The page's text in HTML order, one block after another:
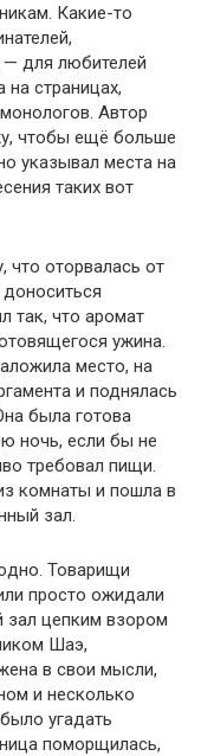
Какие-то
— для любителей
страницах,
Автор
чтобы ещё больше
указывал места на
таких вот
что оторвалась от
так, что аромат
ужина.
место, на
и поднялась
была готова
ночь, если бы не
требовал пищи.
комнаты и пошла в
зал.
Товарищи
просто ожидали
зал цепким взором
Шаэ,
в свои мысли,
и несколько
угадать
поморщилась,